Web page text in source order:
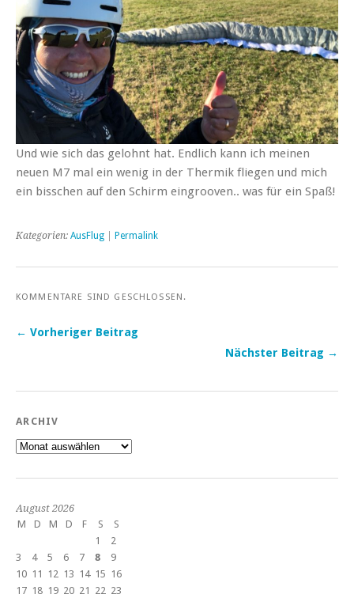
Und wie sich das gelohnt hat. Endlich kann ich meinen
neuen M7 mal ein wenig in der Thermik fliegen und mich
ein bisschen auf den Schirm eingrooven.. was für ein Spaß!
Kategorien: AusFlug Permalink
KOMMENTARE SIND GESCHLOSSEN.
← Vorheriger Beitrag
Nächster Beitrag →
ARCHIV
Archiv
August 2026
M
D M D F S
S
1
2
3
4 5 6 7 8
9
10 11 12 13 14 15 16
17 18 19 20 21 22 23